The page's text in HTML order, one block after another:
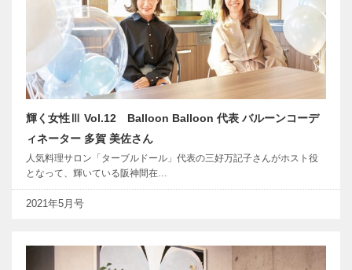
輝く女性Ⅲ Vol.12 Balloon Balloon 代表 バルーンコーデ
ィネーター 多賀 美佐さん
人気料理サロン「ターブルドール」代表の三好万記子さんがホスト役
となって、輝いている阪神間在…
2021年5月号